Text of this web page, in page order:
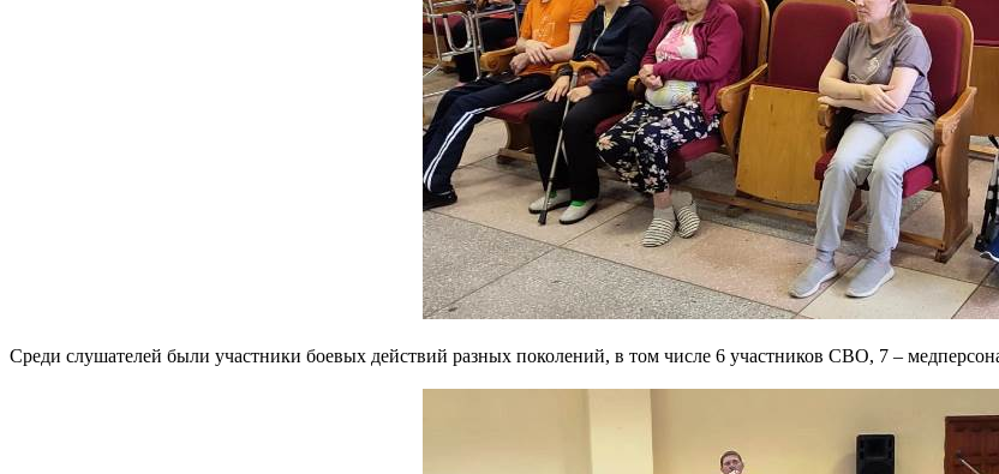
Среди слушателей были участники боевых действий разных поколений, в том числе 6 участников СВО, 7 –